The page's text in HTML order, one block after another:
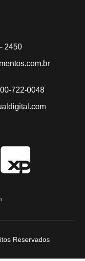
2450
722-0048
Reservados